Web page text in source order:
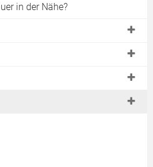
in der Nähe?